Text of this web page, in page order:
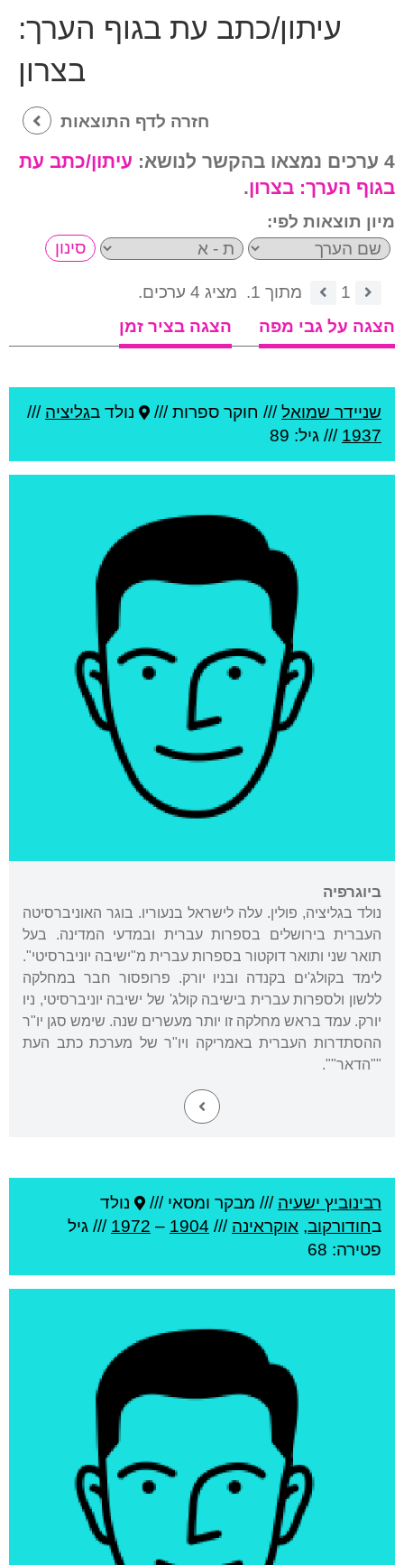
עיתון/כתב עת בגוף הערך:
בצרון
חזרה לדף התוצאות
4 ערכים נמצאו בהקשר לנושא:
עיתון/כתב עת
בגוף הערך: בצרון.
מיון תוצאות לפי:
1 מתוך 1.
מציג 4 ערכים.
הצגה על גבי מפה
הצגה בציר זמן
שניידר שמואל/// חוקר ספרות /// נולד בגליציה ///
1937 /// גיל: 89
ביוגרפיה
נולד בגליציה, פולין. עלה לישראל בנעוריו. בוגר האוניברסיטה
העברית בירושלים בספרות עברית ובמדעי המדינה. בעל
תואר שני ותואר דוקטור בספרות עברית מ"ישיבה יוניברסיטי".
לימד בקולג'ים בקנדה ובניו יורק. פרופסור חבר במחלקה
ללשון ולספרות עברית בישיבה קולג' של ישיבה יוניברסיטי, ניו
יורק. עמד בראש מחלקה זו יותר מעשרים שנה. שימש סגן יו"ר
ההסתדרות העברית באמריקה ויו"ר של מערכת כתב העת
""הדאר"".
רבינוביץ ישעיה /// מבקר ומסאי ///
נולד
בחודורקוב, אוקראינה ///
1904
–
1972 /// גיל
פטירה: 68